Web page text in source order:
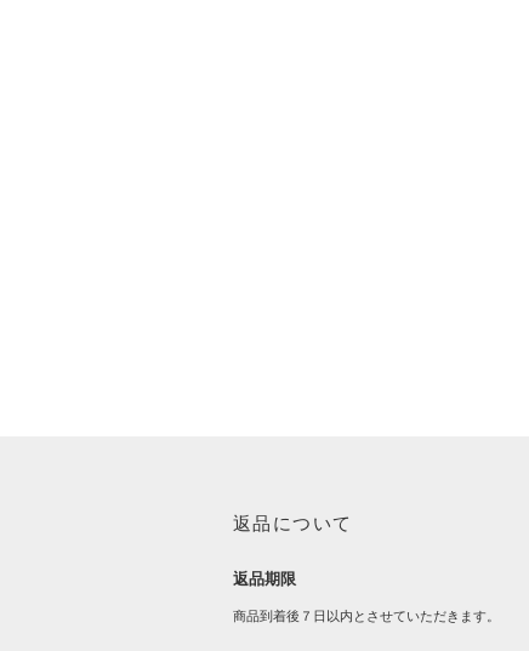
返品について
返品期限
商品到着後７日以内とさせていただきます。